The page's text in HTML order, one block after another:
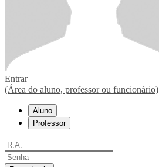
Entrar
(Área do aluno, professor ou funcionário)
Aluno
Professor